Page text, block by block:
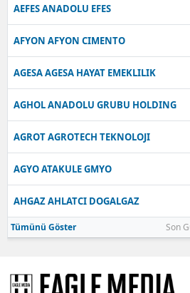
AEFES ANADOLU EFES
AFYON AFYON CIMENTO
AGESA AGESA HAYAT EMEKLILIK
AGHOL ANADOLU GRUBU HOLDING
AGROT AGROTECH TEKNOLOJI
AGYO ATAKULE GMYO
AHGAZ AHLATCI DOGALGAZ
Tümünü Göster Son